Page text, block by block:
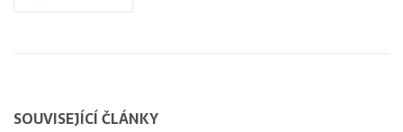
SOUVISEJÍCÍ ČLÁNKY